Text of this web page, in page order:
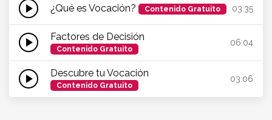
play_arrow ¿Qué es Vocación? Contenido Gratuito 03:35
play_arrow Factores de Decisión
Contenido Gratuito
06:04
play_arrow Descubre tu Vocación
Contenido Gratuito
03:06